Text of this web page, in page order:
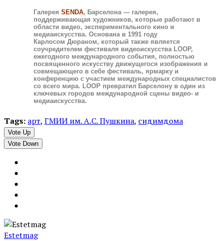
Галерея SENDA, Барселона— галерея,
поддерживающая художников, которые работают в
области видео, экспериментального кино и
медиаискусства. Основана в 1991 году
Карлосом Дюраном, который также является
соучредителем фестиваля видеоискусства LOOP,
ежегодного международного события, полностью
посвященного искусству движущегося изображения и
совмещающего в себе фестиваль, ярмарку и
конференцию с участием международных специалистов
со всего мира. LOOP превратил Барселону в один из
ключевых городов международной сцены видео- и
медиаискусства.
Tags: арт, ГМИИ им. А.С. Пушкина, сидимдома
Vote Up
Vote Down
Estetmag